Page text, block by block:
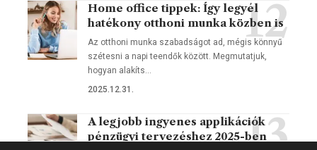
Home office tippek: Így legyél
hatékony otthoni munka közben is
Az otthoni munka szabadságot ad, mégis könnyű
szétesni a napi teendők között. Megmutatjuk,
hogyan alakíts…
2025.12.31.
A legjobb ingyenes applikációk
pénzügyi tervezéshez 2025-ben